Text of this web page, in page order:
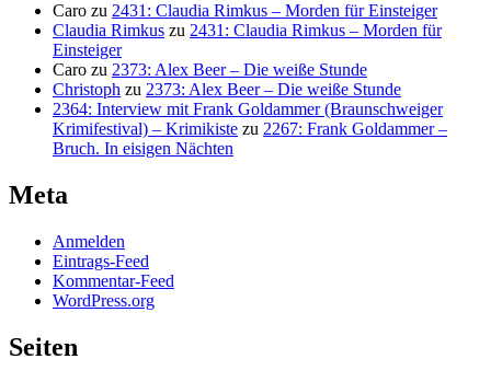
Caro zu 2431: Claudia Rimkus – Morden für Einsteiger
Claudia Rimkus zu 2431: Claudia Rimkus – Morden für
Einsteiger
Caro zu 2373: Alex Beer – Die weiße Stunde
Christoph zu 2373: Alex Beer – Die weiße Stunde
2364: Interview mit Frank Goldammer (Braunschweiger
Krimifestival) – Krimikiste zu 2267: Frank Goldammer –
Bruch. In eisigen Nächten
Meta
Anmelden
Eintrags-Feed
Kommentar-Feed
WordPress.org
Seiten